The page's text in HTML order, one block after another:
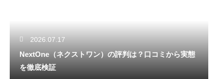
2026.07.17
NextOne（ネクストワン）の評判は？口コミから実態
を徹底検証